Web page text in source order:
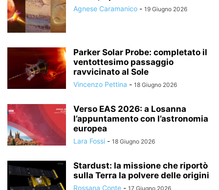
Agnese Caramanico - 19 Giugno 2026
Parker Solar Probe: completato il
ventottesimo passaggio
ravvicinato al Sole
Vincenzo Pettina - 18 Giugno 2026
Verso EAS 2026: a Losanna
l’appuntamento con l’astronomia
europea
Lara Fossi - 18 Giugno 2026
Stardust: la missione che riportò
sulla Terra la polvere delle origini
Rossana Conte - 17 Giugno 2026